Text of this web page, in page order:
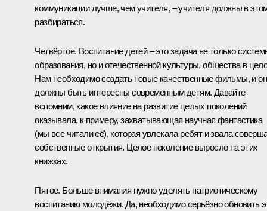
коммуникации лучше, чем учителя, – учителя должны в
разбираться.
Четвёртое. Воспитание детей – это задача не только
образования, но и отечественной культуры, общества в
Нам необходимо создать новые качественные фильмы, и
должны быть интересны современным детям. Давайте
вспомним, какое влияние на развитие целых поколений
оказывала, к примеру, захватывающая научная фантастика
(мы все читали её), которая увлекала ребят и звала
собственные открытия. Целое поколение выросло на этих
книжках.
Пятое. Больше внимания нужно уделять патриотическому
воспитанию молодёжи. Да, необходимо серьёзно обновить